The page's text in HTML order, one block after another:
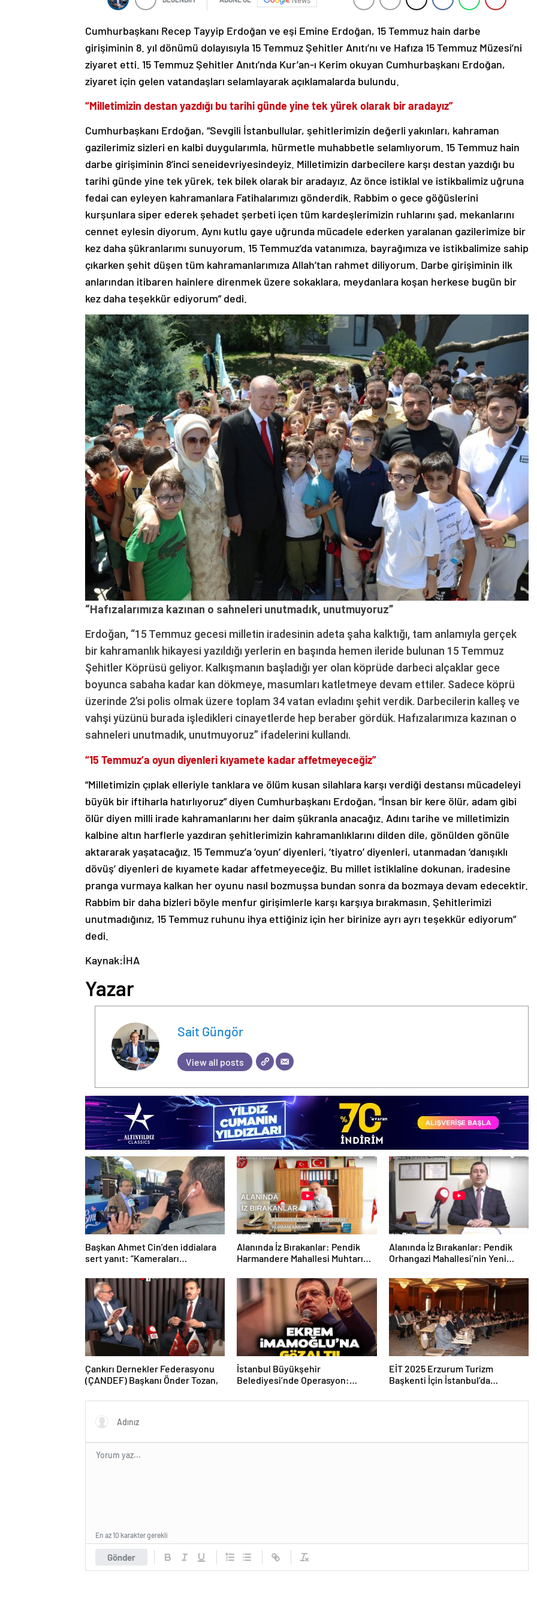
Cumhurbaşkanı Recep Tayyip Erdoğan ve eşi Emine Erdoğan, 15 Temmuz hain darbe
girişiminin 8. yıl dönümü dolayısıyla 15 Temmuz Şehitler Anıtı’nı ve Hafıza 15 Temmuz Müzesi’ni
ziyaret etti. 15 Temmuz Şehitler Anıtı’nda Kur’an-ı Kerim okuyan Cumhurbaşkanı Erdoğan,
ziyaret için gelen vatandaşları selamlayarak açıklamalarda bulundu.
“Milletimizin destan yazdığı bu tarihi günde yine tek yürek olarak bir aradayız”
Cumhurbaşkanı Erdoğan, “Sevgili İstanbullular, şehitlerimizin değerli yakınları, kahraman
gazilerimiz sizleri en kalbi duygularımla, hürmetle muhabbetle selamlıyorum. 15 Temmuz hain
darbe girişiminin 8’inci seneidevriyesindeyiz. Milletimizin darbecilere karşı destan yazdığı bu
tarihi günde yine tek yürek, tek bilek olarak bir aradayız. Az önce istiklal ve istikbalimiz uğruna
fedai can eyleyen kahramanlara Fatihalarımızı gönderdik. Rabbim o gece göğüslerini
kurşunlara siper ederek şehadet şerbeti içen tüm kardeşlerimizin ruhlarını şad, mekanlarını
cennet eylesin diyorum. Aynı kutlu gaye uğrunda mücadele ederken yaralanan gazilerimize bir
kez daha şükranlarımı sunuyorum. 15 Temmuz’da vatanımıza, bayrağımıza ve istikbalimize sahip
çıkarken şehit düşen tüm kahramanlarımıza Allah’tan rahmet diliyorum. Darbe girişiminin ilk
anlarından itibaren hainlere direnmek üzere sokaklara, meydanlara koşan herkese bugün bir
kez daha teşekkür ediyorum” dedi.
“Hafızalarımıza kazınan o sahneleri unutmadık, unutmuyoruz”
Erdoğan, “15 Temmuz gecesi milletin iradesinin adeta şaha kalktığı, tam anlamıyla gerçek
bir kahramanlık hikayesi yazıldığı yerlerin en başında hemen ileride bulunan 15 Temmuz
Şehitler Köprüsü geliyor. Kalkışmanın başladığı yer olan köprüde darbeci alçaklar gece
boyunca sabaha kadar kan dökmeye, masumları katletmeye devam ettiler. Sadece köprü
üzerinde 2’si polis olmak üzere toplam 34 vatan evladını şehit verdik. Darbecilerin kalleş ve
vahşi yüzünü burada işledikleri cinayetlerde hep beraber gördük. Hafızalarımıza kazınan o
sahneleri unutmadık, unutmuyoruz” ifadelerini kullandı.
“15 Temmuz’a oyun diyenleri kıyamete kadar affetmeyeceğiz”
“Milletimizin çıplak elleriyle tanklara ve ölüm kusan silahlara karşı verdiği destansı mücadeleyi
büyük bir iftiharla hatırlıyoruz” diyen Cumhurbaşkanı Erdoğan, “İnsan bir kere ölür, adam gibi
ölür diyen milli irade kahramanlarını her daim şükranla anacağız. Adını tarihe ve milletimizin
kalbine altın harflerle yazdıran şehitlerimizin kahramanlıklarını dilden dile, gönülden gönüle
aktararak yaşatacağız. 15 Temmuz’a ‘oyun’ diyenleri, ‘tiyatro’ diyenleri, utanmadan ‘danışıklı
dövüş’ diyenleri de kıyamete kadar affetmeyeceğiz. Bu millet istiklaline dokunan, iradesine
pranga vurmaya kalkan her oyunu nasıl bozmuşsa bundan sonra da bozmaya devam edecektir.
Rabbim bir daha bizleri böyle menfur girişimlerle karşı karşıya bırakmasın. Şehitlerimizi
unutmadığınız, 15 Temmuz ruhunu ihya ettiğiniz için her birinize ayrı ayrı teşekkür ediyorum”
dedi.
Kaynak:İHA
Yazar
Sait Güngör
View all posts
Başkan Ahmet Cin’den iddialara
sert yanıt: “Kameraları
kapatanlara da sözümüz var”
Alanında İz Bırakanlar: Pendik
Harmandere Mahallesi Muhtarı
Konuştuk
Alanında İz Bırakanlar: Pendik
Orhangazi Mahallesi’nin Yeni
TEKKEŞİNTEKİN’i Ziyaret Ettik
Çankırı Dernekler Federasyonu
(ÇANDEF) Başkanı Önder Tozan,
İstanbul Büyükşehir
Belediyesi’nde Operasyon:
EİT 2025 Erzurum Turizm
Başkenti İçin İstanbul’da
Düzenlendi
Gönder
En az 10 karakter gerekli